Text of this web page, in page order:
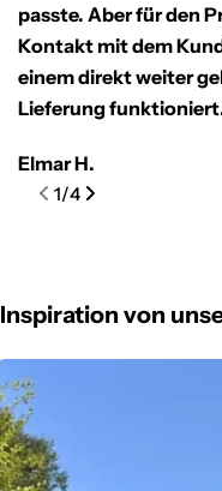
passte. Aber für den
Kontakt mit dem
einem direkt weiter
Lieferung
Elmar H.
1/4
Inspiration von